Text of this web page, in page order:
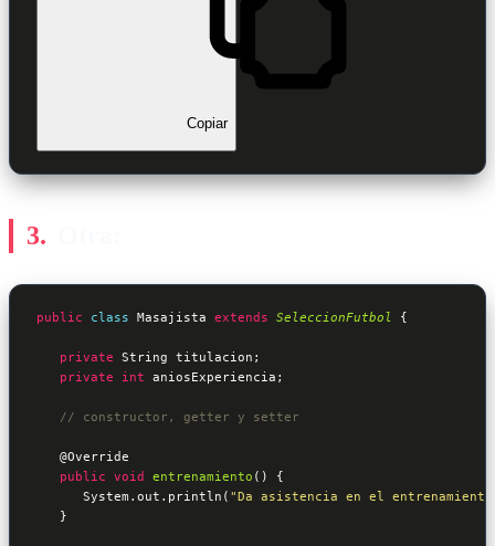
Copiar
public class Masajista extends SeleccionFutbol {
private String titulacion;
private
int aniosExperiencia;
// constructor, getter y setter
@Override
public void entrenamiento () {
      System.out.println(
"Da asistencia en el
   }